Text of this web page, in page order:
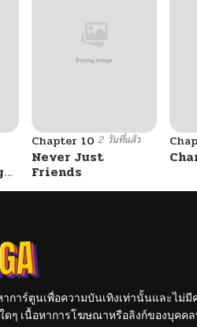
Chapter 10 2 วันที่แล้ว
Never Just
Friends
การ์ตูนเพื่อความบันเทิงเท่านั้นและไม่มี
ดๆ เนื้อหาการโฆษณาหรือลิงก์ของบุคค